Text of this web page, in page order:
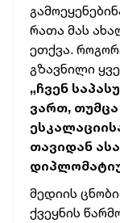
რათა მას
ეთქვა.
გზავნილი
„ჩვენ
ვართ,
თავიდან
მედიის
ქვეყნის